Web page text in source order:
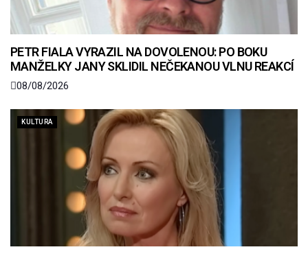
PETR FIALA VYRAZIL NA DOVOLENOU: PO BOKU
MANŽELKY JANY SKLIDIL NEČEKANOU VLNU REAKCÍ
08/08/2026
KULTURA